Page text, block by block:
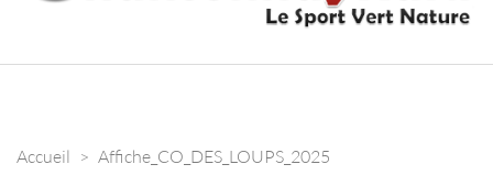
Accueil > Affiche_CO_DES_LOUPS_2025